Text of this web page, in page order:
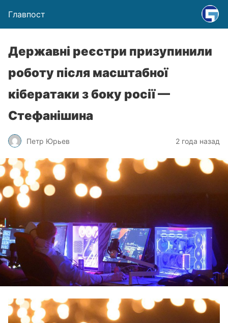
Главпост
Державні реєстри призупинили
роботу після масштабної
кібератаки з боку росії —
Стефанішина
Петр Юрьев 2 года назад